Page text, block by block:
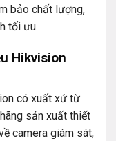
bảo chất lượng,
tối ưu.
Hikvision
có xuất xứ từ
sản xuất thiết
camera giám sát,